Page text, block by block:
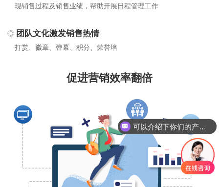
现销售过程及销售业绩，帮助开展日程管理工作
团队文化激发销售热情
打赏、徽章、弹幕、积分、荣誉墙
促进营销效率翻倍
可以介绍下你们的产品么